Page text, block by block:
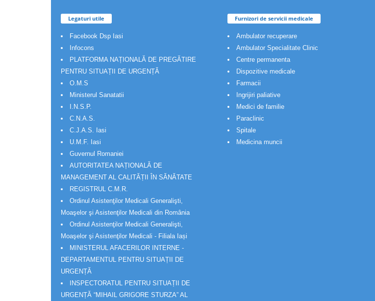
Legaturi utile
Facebook Dsp Iasi
Infocons
PLATFORMA NAȚIONALĂ DE PREGĂTIRE
PENTRU SITUAȚII DE URGENȚĂ
O.M.S
Ministerul Sanatatii
I.N.S.P.
C.N.A.S.
C.J.A.S. Iasi
U.M.F. Iasi
Guvernul Romaniei
AUTORITATEA NAȚIONALĂ DE
MANAGEMENT AL CALITĂȚII ÎN SĂNĂTATE
REGISTRUL C.M.R.
Ordinul Asistenţilor Medicali Generalişti,
Moaşelor şi Asistenţilor Medicali din România
Ordinul Asistenţilor Medicali Generalişti,
Moaşelor şi Asistenţilor Medicali - Filiala Iași
MINISTERUL AFACERILOR INTERNE -
DEPARTAMENTUL PENTRU SITUAȚII DE
URGENȚĂ
INSPECTORATUL PENTRU SITUAȚII DE
URGENȚĂ “MIHAIL GRIGORE STURZA” AL
Furnizori de servicii medicale
Ambulator recuperare
Ambulator Specialitate Clinic
Centre permanenta
Dispozitive medicale
Farmacii
Ingrijiri paliative
Medici de familie
Paraclinic
Spitale
Medicina muncii